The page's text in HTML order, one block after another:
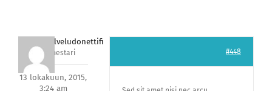
asiakaspalveludonettifi
Avainmestari
13 lokakuun, 2015,
3:24 am
#448